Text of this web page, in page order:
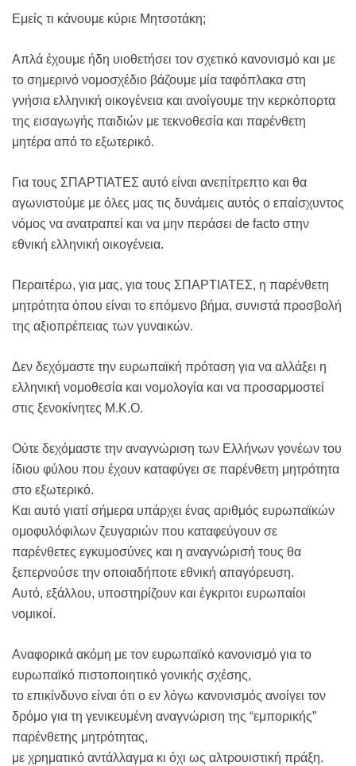
Εμείς τι κάνουμε κύριε Μητσοτάκη;
Απλά έχουμε ήδη υιοθετήσει τον σχετικό κανονισμό και με
το σημερινό νομοσχέδιο βάζουμε μία ταφόπλακα στη
γνήσια ελληνική οικογένεια και ανοίγουμε την κερκόπορτα
της εισαγωγής παιδιών με τεκνοθεσία και παρένθετη
μητέρα από το εξωτερικό.
Για τους ΣΠΑΡΤΙΑΤΕΣ αυτό είναι ανεπίτρεπτο και θα
αγωνιστούμε με όλες μας τις δυνάμεις αυτός ο επαίσχυντος
νόμος να ανατραπεί και να μην περάσει de facto στην
εθνική ελληνική οικογένεια.
Περαιτέρω, για μας, για τους ΣΠΑΡΤΙΑΤΕΣ, η παρένθετη
μητρότητα όπου είναι το επόμενο βήμα, συνιστά προσβολή
της αξιοπρέπειας των γυναικών.
Δεν δεχόμαστε την ευρωπαϊκή πρόταση για να αλλάξει η
ελληνική νομοθεσία και νομολογία και να προσαρμοστεί
στις ξενοκίνητες Μ.Κ.Ο.
Ούτε δεχόμαστε την αναγνώριση των Ελλήνων γονέων του
ίδιου φύλου που έχουν καταφύγει σε παρένθετη μητρότητα
στο εξωτερικό.
Και αυτό γιατί σήμερα υπάρχει ένας αριθμός ευρωπαϊκών
ομοφυλόφιλων ζευγαριών που καταφεύγουν σε
παρένθετες εγκυμοσύνες και η αναγνώρισή τους θα
ξεπερνούσε την οποιαδήποτε εθνική απαγόρευση.
Αυτό, εξάλλου, υποστηρίζουν και έγκριτοι ευρωπαίοι
νομικοί.
Αναφορικά ακόμη με τον ευρωπαϊκό κανονισμό για το
ευρωπαϊκό πιστοποιητικό γονικής σχέσης,
το επικίνδυνο είναι ότι ο εν λόγω κανονισμός ανοίγει τον
δρόμο για τη γενικευμένη αναγνώριση της “εμπορικής”
παρένθετης μητρότητας,
με χρηματικό αντάλλαγμα κι όχι ως αλτρουιστική πράξη.